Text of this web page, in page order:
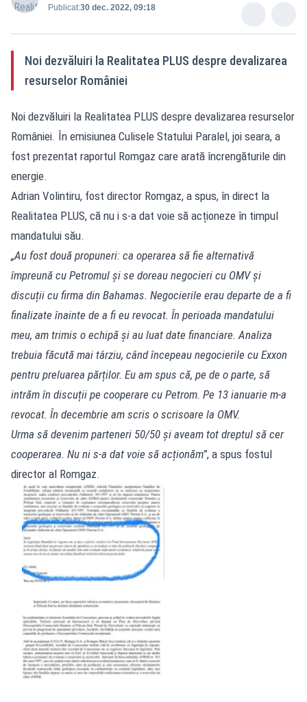
Publicat:30 dec. 2022, 09:18
Noi dezvăluiri la Realitatea PLUS despre devalizarea
resurselor României
Noi dezvăluiri la Realitatea PLUS despre devalizarea resurselor
României. În emisiunea Culisele Statului Paralel, joi seara, a
fost prezentat raportul Romgaz care arată încrengăturile din
energie.
Adrian Volintiru, fost director Romgaz, a spus, în direct la
Realitatea PLUS, că nu i s-a dat voie să acționeze în timpul
mandatului său.
„Au fost două propuneri: ca operarea să fie alternativă
împreună cu Petromul și se doreau negocieri cu OMV și
discuții cu firma din Bahamas. Negocierile erau departe de a fi
finalizate înainte de a fi eu revocat. În perioada mandatului
meu, am trimis o echipă și au luat date financiare. Analiza
trebuia făcută mai târziu, când începeau negocierile cu Exxon
pentru preluarea părților. Eu am spus că, pe de o parte, să
intrăm în discuții pe cooperare cu Petrom. Pe 13 ianuarie m-a
revocat. În decembrie am scris o scrisoare la OMV.
Urma să devenim parteneri 50/50 și aveam tot dreptul să cer
cooperarea. Nu ni s-a dat voie să acționăm”, a spus fostul
director al Romgaz.